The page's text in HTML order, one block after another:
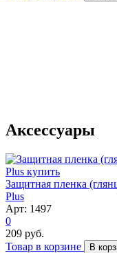
Аксессуары
Защитная пленка
Plus
Арт: 1497
0
209 руб.
Товар в корзине
В